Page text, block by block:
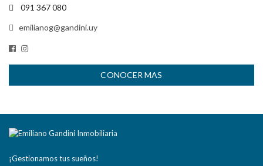
091 367 080
emilianog@gandini.uy
CONOCER MAS
¡Gestionamos tus sueños!